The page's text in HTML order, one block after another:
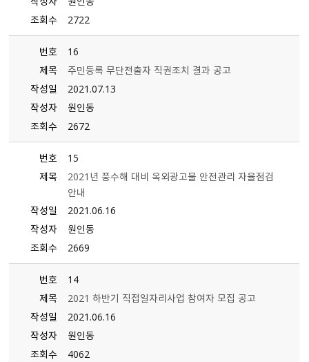
조회수
2722
번호
16
제목
주민등록 무단전출자 직권조치 결과 공고
작성일
2021.07.13
작성자
원인동
조회수
2672
번호
15
제목
2021년 풍수해 대비 옥외광고물 안전관리 자율점검
안내
작성일
2021.06.16
작성자
원인동
조회수
2669
번호
14
제목
2021 하반기 직접일자리사업 참여자 모집 공고
작성일
2021.06.16
작성자
원인동
조회수
4062